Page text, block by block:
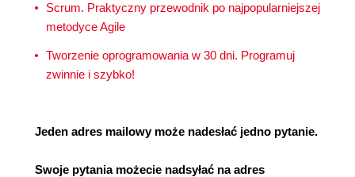
Scrum. Praktyczny przewodnik po najpopularniejszej
metodyce Agile
Tworzenie oprogramowania w 30 dni. Programuj
zwinnie i szybko!
Jeden adres mailowy może nadesłać jedno pytanie.
Swoje pytania możecie nadsyłać na adres